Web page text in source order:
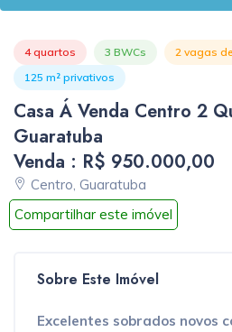
4 quartos 3 BWCs
2 vagas
125 m² privativos
Casa Á Venda Centro 2
Guaratuba
Venda : R$ 950.000,00
Centro, Guaratuba
Compartilhar este imóvel
Sobre Este Imóvel
Excelentes sobrados novos